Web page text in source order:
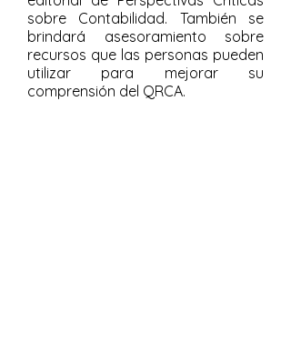
sobre Contabilidad. También se
brindará asesoramiento sobre
recursos que las personas pueden
utilizar para mejorar su
comprensión del QRCA.